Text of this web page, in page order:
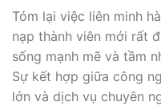
Tóm lại việc liên minh
nạp thành viên mới rất
sống mạnh mẽ và tầm
Sự kết hợp giữa công
lớn và dịch vụ chuyên